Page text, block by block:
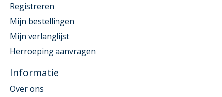
Registreren
Mijn bestellingen
Mijn verlanglijst
Herroeping aanvragen
Informatie
Over ons